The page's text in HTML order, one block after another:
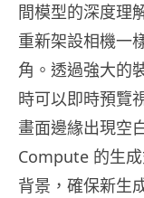
間模型的深度理
重新架設相機一
角。透過強大的
時可以即時預覽
畫面邊緣出現空
Compute 的生
背景，確保新生